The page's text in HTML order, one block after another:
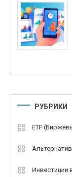
РУБРИКИ
ETF
Инвестиции